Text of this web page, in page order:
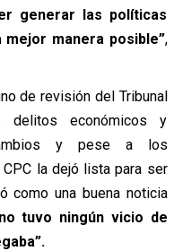
generar las políticas
manera posible”,
de revisión del Tribunal
delitos económicos y
y pese a los
la dejó lista para ser
como una buena noticia
tuvo ningún vicio de